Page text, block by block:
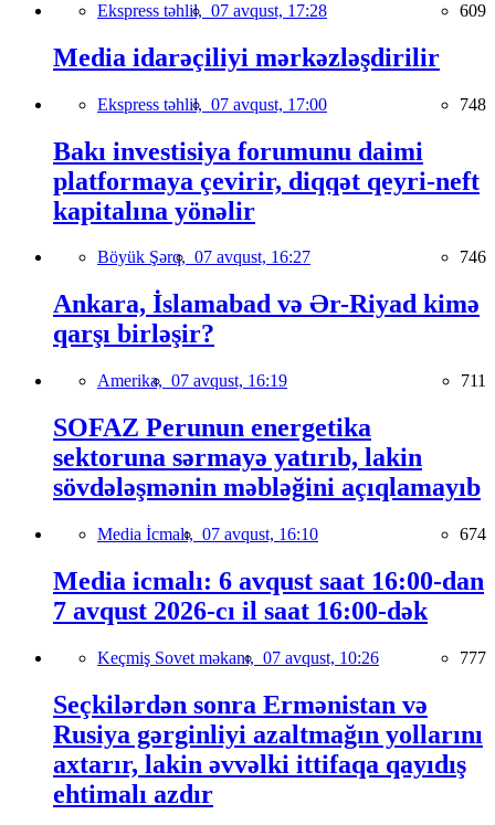
Ekspress təhlil, 07 avqust, 17:28 609
Media idarəçiliyi mərkəzləşdirilir
Ekspress təhlil, 07 avqust, 17:00 748
Bakı investisiya forumunu daimi
platformaya çevirir, diqqət qeyri-neft
kapitalına yönəlir
Böyük Şərq, 07 avqust, 16:27 746
Ankara, İslamabad və Ər-Riyad kimə
qarşı birləşir?
Amerika, 07 avqust, 16:19 711
SOFAZ Perunun energetika
sektoruna sərmayə yatırıb, lakin
sövdələşmənin məbləğini açıqlamayıb
Media İcmalı, 07 avqust, 16:10 674
Media icmalı: 6 avqust saat 16:00-dan
7 avqust 2026-cı il saat 16:00-dək
Keçmiş Sovet məkanı, 07 avqust, 10:26 777
Seçkilərdən sonra Ermənistan və
Rusiya gərginliyi azaltmağın yollarını
axtarır, lakin əvvəlki ittifaqa qayıdış
ehtimalı azdır